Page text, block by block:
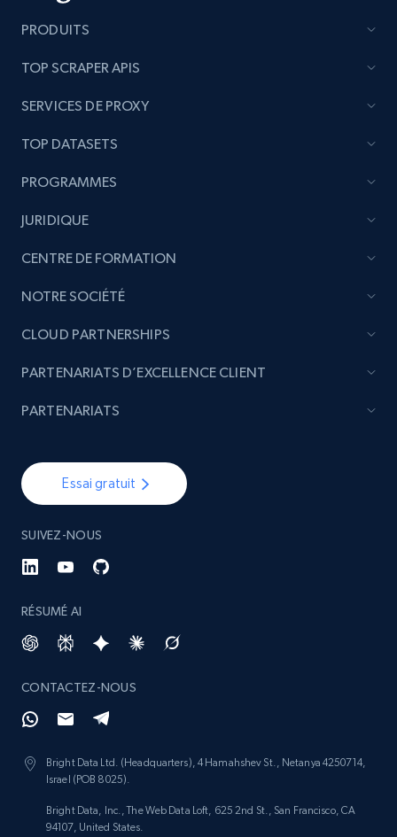
PRODUITS
TOP SCRAPER APIS
SERVICES DE PROXY
TOP DATASETS
PROGRAMMES
JURIDIQUE
CENTRE DE FORMATION
NOTRE SOCIÉTÉ
Essai gratuit
SUIVEZ-NOUS
RÉSUMÉ AI
CONTACTEZ-NOUS
Bright Data Ltd. (Headquarters), 4 Hamahshev St., Netanya 4250714,
Israel (POB 8025).
Bright Data, Inc., The Web Data Loft, 625 2nd St., San Francisco, CA
94107, United States.
CLOUD PARTNERSHIPS
PARTENARIATS D’EXCELLENCE CLIENT
PARTENARIATS